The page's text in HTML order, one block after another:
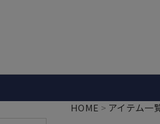
HOME アイテム一